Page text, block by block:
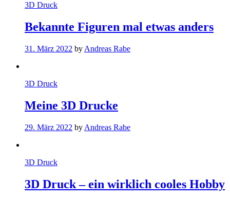
3D Druck
Bekannte Figuren mal etwas anders
31. März 2022 by Andreas Rabe
3D Druck
Meine 3D Drucke
29. März 2022 by Andreas Rabe
3D Druck
3D Druck – ein wirklich cooles Hobby